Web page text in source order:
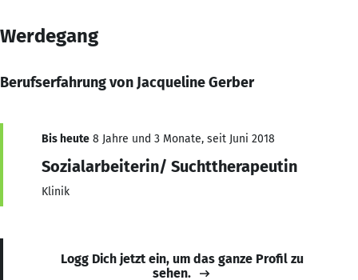
Werdegang
Berufserfahrung von Jacqueline Gerber
Bis heute 8 Jahre und 3 Monate, seit Juni 2018
Sozialarbeiterin/ Suchttherapeutin
Klinik
Logg Dich jetzt ein, um das ganze Profil zu
sehen.